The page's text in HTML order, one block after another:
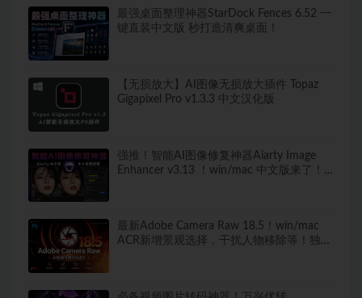
最强桌面整理神器StarDock Fences 6.52 一
键直装中文版 秒打造清爽桌面！
【无损放大】AI图像无损放大插件 Topaz
Gigapixel Pro v1.3.3 中文汉化版
强推！智能AI图像修复神器Aiarty Image
Enhancer v3.13 ！win/mac 中文版来了！
最新Adobe Camera Raw 18.5！win/mac
ACR新增景观选择，干扰人物移除等！独立